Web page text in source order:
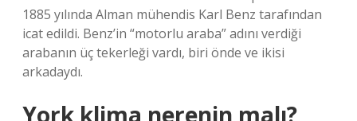
1885 yılında Alman mühendis Karl Benz tarafından
icat edildi. Benz’in “motorlu araba” adını verdiği
arabanın üç tekerleği vardı, biri önde ve ikisi
arkadaydı.
York klima nerenin malı?